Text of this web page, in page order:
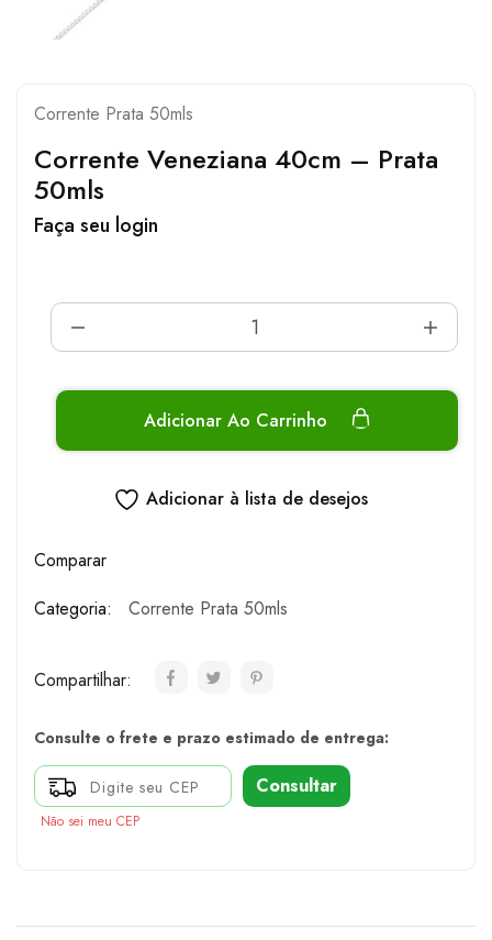
Corrente Prata 50mls
Corrente Veneziana 40cm – Prata
50mls
Faça seu login
Adicionar Ao Carrinho
Adicionar à lista de desejos
Comparar
Categoria:
Corrente Prata 50mls
Compartilhar:
Consulte o frete e prazo estimado de entrega:
Consultar
Não sei meu CEP